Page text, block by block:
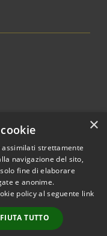
© 2026 • Città di
Seveso • Powered by
•
Accesso
redazione
×
assimilati strettamente
navigazione del sito,
fine di elaborare
e anonime.
policy al seguente link
TUTTO